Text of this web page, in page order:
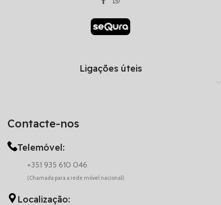
Contacte-nos
Telemóvel:
+351 935 610 046
(Chamada para a rede móvel nacional)
Localização:
Ligações úteis